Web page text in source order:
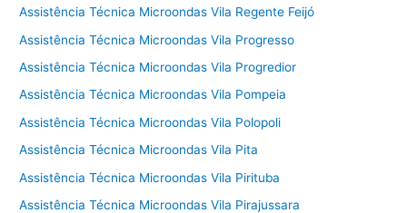
Assistência Técnica Microondas Vila Regente Feijó
Assistência Técnica Microondas Vila Progresso
Assistência Técnica Microondas Vila Progredior
Assistência Técnica Microondas Vila Pompeia
Assistência Técnica Microondas Vila Polopoli
Assistência Técnica Microondas Vila Pita
Assistência Técnica Microondas Vila Pirituba
Assistência Técnica Microondas Vila Pirajussara